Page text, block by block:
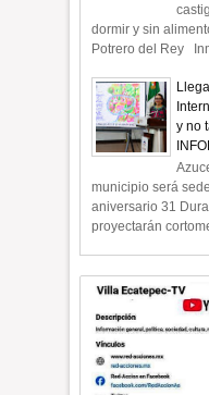
dormir y sin
Potrero del Rey
y no
municipio será
aniversario 31
proyectarán